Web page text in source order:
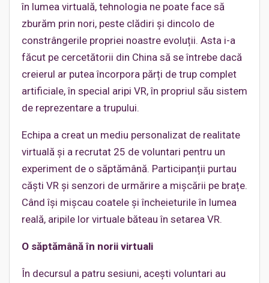
în lumea virtuală, tehnologia ne poate face să
zburăm prin nori, peste clădiri și dincolo de
constrângerile propriei noastre evoluții. Asta i-a
făcut pe cercetătorii din China să se întrebe dacă
creierul ar putea încorpora părți de trup complet
artificiale, în special aripi VR, în propriul său sistem
de reprezentare a trupului.
Echipa a creat un mediu personalizat de realitate
virtuală și a recrutat 25 de voluntari pentru un
experiment de o săptămână. Participanții purtau
căști VR și senzori de urmărire a mișcării pe brațe.
Când își mișcau coatele și încheieturile în lumea
reală, aripile lor virtuale băteau în setarea VR.
O săptămână în norii virtuali
În decursul a patru sesiuni, acești voluntari au